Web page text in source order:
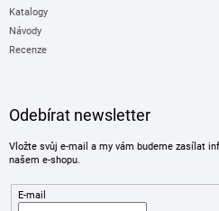
Katalogy
Návody
Recenze
Odebírat newsletter
Vložte svůj e-mail a my vám budeme zasílat
našem e-shopu.
E-mail